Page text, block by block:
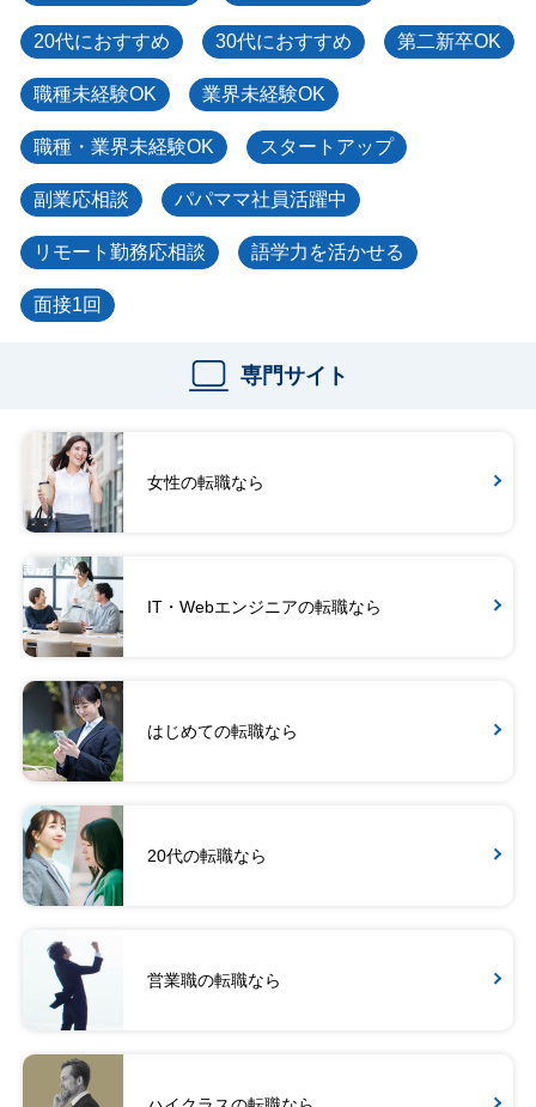
20代におすすめ 30代におすすめ 第二新卒OK
職種未経験OK 業界未経験OK
職種・業界未経験OK スタートアップ
副業応相談 パパママ社員活躍中
リモート勤務応相談 語学力を活かせる
面接1回
専門サイト
女性の転職なら
IT・Webエンジニアの転職なら
はじめての転職なら
20代の転職なら
営業職の転職なら